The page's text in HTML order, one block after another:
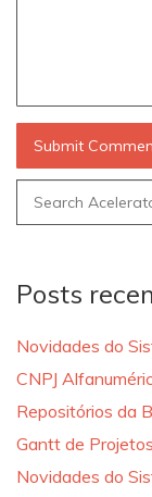
Search
for:
Posts
Novidades do
CNPJ
Repositórios da
Gantt de
Novidades do